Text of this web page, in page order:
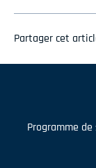
Partager cet
Programme